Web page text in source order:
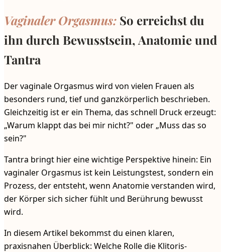
Vaginaler Orgasmus: So erreichst du
ihn durch Bewusstsein, Anatomie und
Tantra
Der vaginale Orgasmus wird von vielen Frauen als
besonders rund, tief und ganzkörperlich beschrieben.
Gleichzeitig ist er ein Thema, das schnell Druck erzeugt:
„Warum klappt das bei mir nicht?" oder „Muss das so
sein?"
Tantra bringt hier eine wichtige Perspektive hinein: Ein
vaginaler Orgasmus ist kein Leistungstest, sondern ein
Prozess, der entsteht, wenn Anatomie verstanden wird,
der Körper sich sicher fühlt und Berührung bewusst
wird.
In diesem Artikel bekommst du einen klaren,
praxisnahen Überblick: Welche Rolle die Klitoris-